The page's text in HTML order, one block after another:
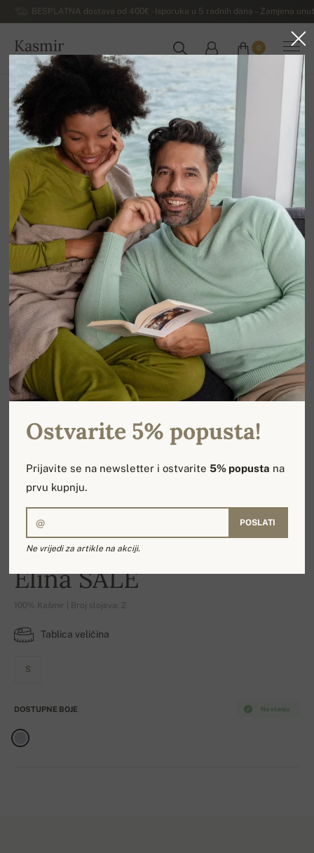
BESPLATNA dostava od 400€ - Isporuka u 5 radnih dana – Zamjena
Kasmir
HRVATSKA
0
Kuća
-16%
Elina SALE
100% Kašmir | Broj slojeva: 2
Tablica veličina
S
Na stanju
DOSTUPNE BOJE
Ostvarite 5% popusta!
Prijavite se na newsletter i ostvarite5% popusta na
prvu kupnju.
POSLATI
Ne vrijedi za artikle na akciji.